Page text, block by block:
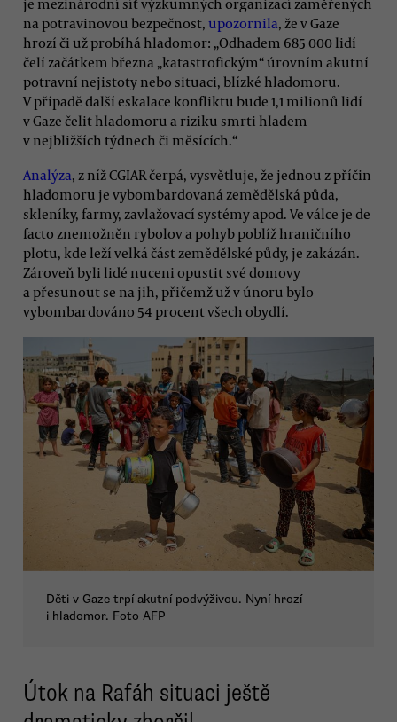
na potravinovou bezpečnost, upozornila, že v Gaze
hrozí či už probíhá hladomor: „Odhadem 685 000 lidí
čelí začátkem března „katastrofickým“ úrovním akutní
potravní nejistoty nebo situaci, blízké hladomoru.
V případě další eskalace konfliktu bude 1,1 milionů lidí
v Gaze čelit hladomoru a riziku smrti hladem
v nejbližších týdnech či měsících.“
Analýza, z níž CGIAR čerpá, vysvětluje, že jednou z příčin
hladomoru je vybombardovaná zemědělská půda,
skleníky, farmy, zavlažovací systémy apod. Ve válce je de
facto znemožněn rybolov a pohyb poblíž hraničního
plotu, kde leží velká část zemědělské půdy, je zakázán.
Zároveň byli lidé nuceni opustit své domovy
a přesunout se na jih, přičemž už v únoru bylo
vybombardováno 54 procent všech obydlí.
Děti v Gaze trpí akutní podvýživou. Nyní hrozí
i hladomor. Foto AFP
Útok na Rafáh situaci ještě